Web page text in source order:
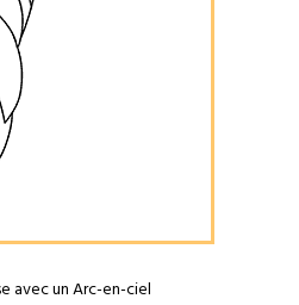
avec un Arc-en-ciel